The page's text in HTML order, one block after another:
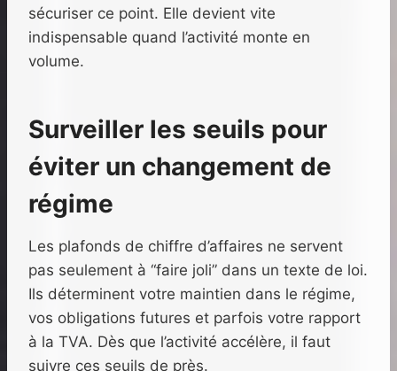
sécuriser ce point. Elle devient vite
indispensable quand l’activité monte en
volume.
Surveiller les seuils pour
éviter un changement de
régime
Les plafonds de chiffre d’affaires ne servent
pas seulement à “faire joli” dans un texte de loi.
Ils déterminent votre maintien dans le régime,
vos obligations futures et parfois votre rapport
à la TVA. Dès que l’activité accélère, il faut
suivre ces seuils de près.